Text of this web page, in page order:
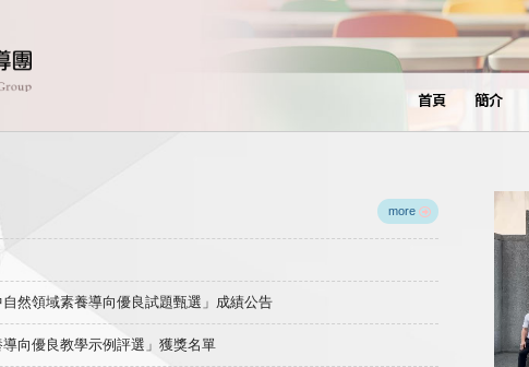
首頁 簡介
more
然領域素養導向優良試題甄選」成績公告
向優良教學示例評選」獲獎名單